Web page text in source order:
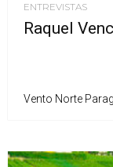
ENTREVISTAS
Raquel
Vento Norte